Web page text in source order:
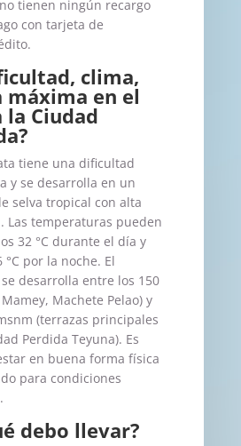
tienen ningún recargo
con tarjeta de
clima,
máxima en el
Ciudad
tiene una dificultad
y se desarrolla en un
selva tropical con alta
Las temperaturas pueden
32 °C durante el día y
°C por la noche. El
desarrolla entre los 150
Machete Pelao) y
(terrazas principales
Perdida Teyuna). Es
en buena forma física
para condiciones
debo llevar?